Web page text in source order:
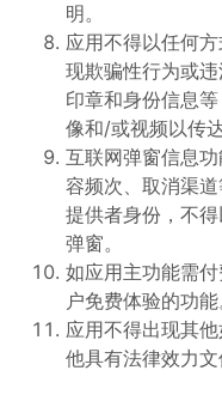
明。
应用不得以任何
现欺骗性行为或
印章和身份信息
像和/或视频以传
互联网弹窗信息
容频次、取消渠
提供者身份，不
弹窗。
如应用主功能需
户免费体验的功能
应用不得出现其
他具有法律效力文